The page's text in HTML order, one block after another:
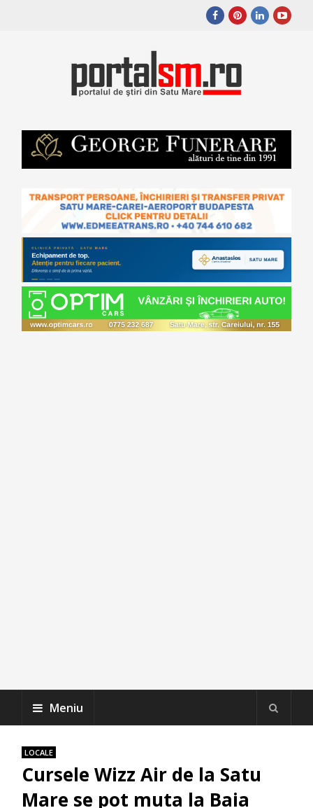
Meniu
LOCALE
Cursele Wizz Air de la Satu
Mare se pot muta la Baia